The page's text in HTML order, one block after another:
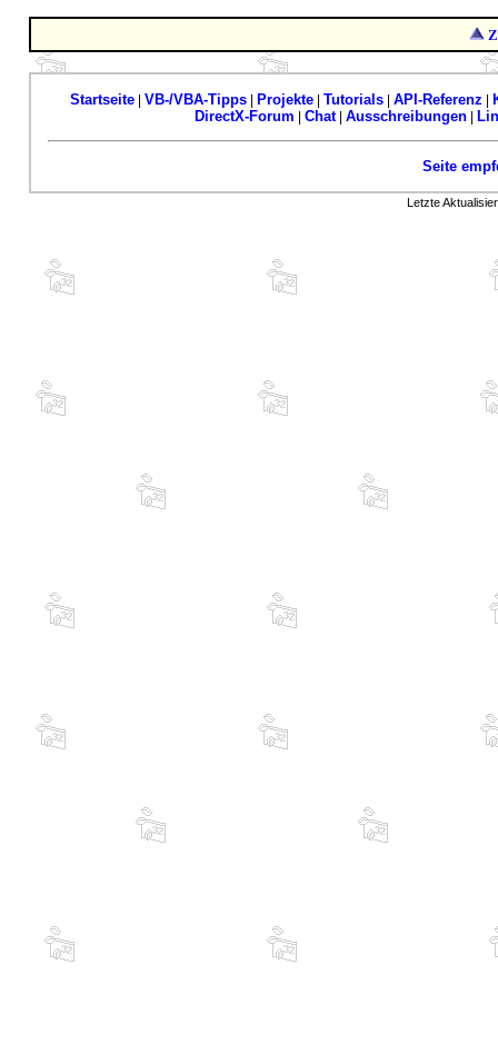
Startseite| VB-/VBA-Tipps| Projekte| Tutorials| API-Referenz
DirectX-Forum
Chat| Ausschreibungen
Seite
Letzte